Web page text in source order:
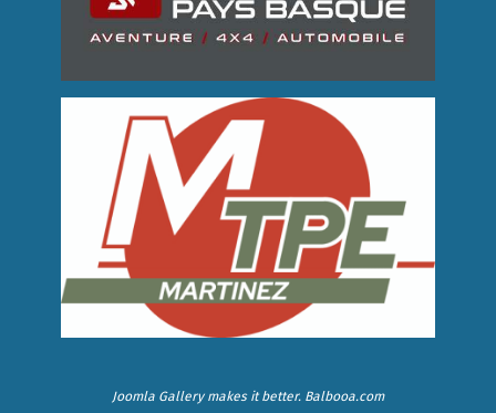
Joomla Gallerymakes it better. Balbooa.com